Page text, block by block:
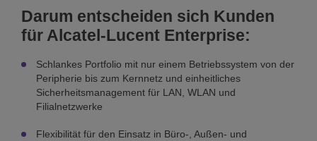
Darum entscheiden sich Kunden
für Alcatel-Lucent Enterprise:
Schlankes Portfolio mit nur einem Betriebssystem von der
Peripherie bis zum Kernnetz und einheitliches
Sicherheitsmanagement für LAN, WLAN und
Filialnetzwerke
Flexibilität für den Einsatz in Büro-, Außen- und